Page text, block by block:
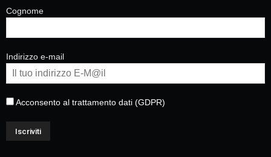
Cognome
Indirizzo e-mail
Acconsento al trattamento dati (GDPR)